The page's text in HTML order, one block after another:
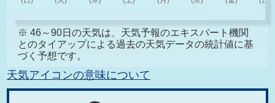
※ 46～90日の天気は、天気予報のエキスパート機関
とのタイアップによる過去の天気データの統計値に基
づく予想です。
天気アイコンの意味について